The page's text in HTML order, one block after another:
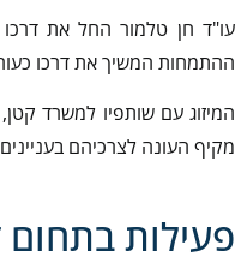
עו"ד חן טלמור החל את
ההתמחות המשיך את דרכו
המיזוג עם שותפיו למשרד
מקיף העונה לצרכיהם
פעילות בתחום